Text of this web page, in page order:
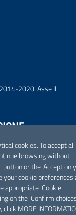
cookies. To accept all
browsing without
button or the 'Accept only
your cookie preferences
appropriate 'Cookie
on the 'Confirm
click MORE
2020. Asse II.